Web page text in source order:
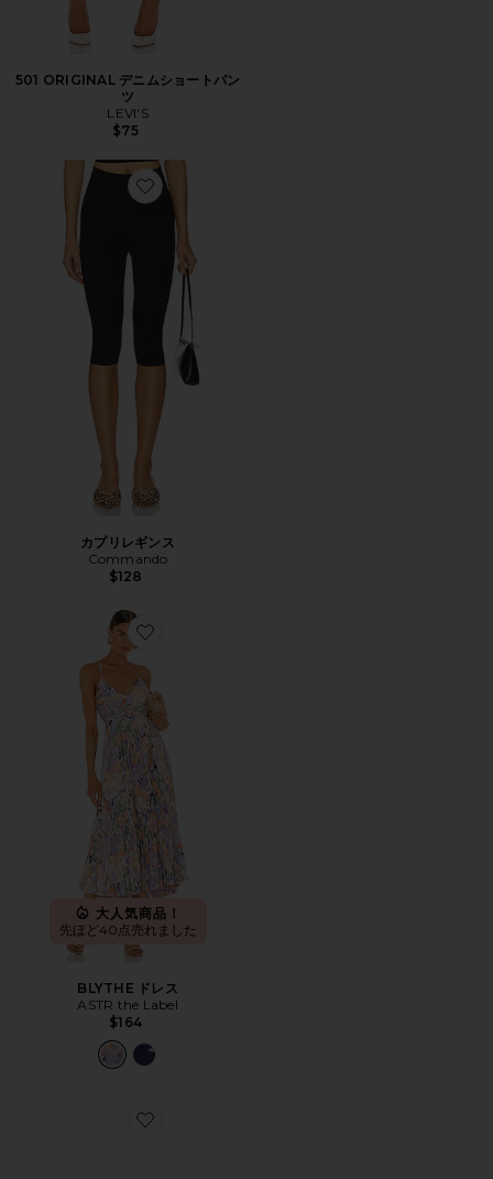
501 ORIGINAL デニムショートパン
ツ
LEVI'S
$75
Favorite カプリレギンス
カプリレギンス
Commando
$128
Favorite BLYTHE ドレス
大人気商品！
先ほど40点売れました
BLYTHE ドレス
ASTR the Label
$164
Favorite CLOUD 6 スニーカー